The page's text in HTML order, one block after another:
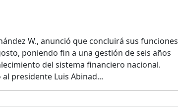
W., anunció que concluirá sus funciones
poniendo fin a una gestión de seis años
del sistema financiero nacional.
presidente Luis Abinad...